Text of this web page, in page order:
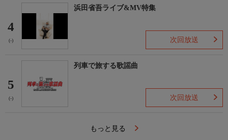
4
(-)
浜田省吾ライブ&MV特集
次回放送
5
(-)
列車で旅する歌謡曲
次回放送
もっと見る